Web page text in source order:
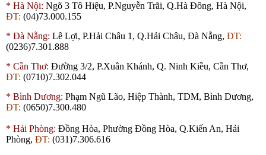
* Hà Nội: Ngõ 3 Tô Hiệu, P.Nguyễn Trãi, Q.Hà Đông, Hà Nội,
ĐT: (04)73.000.155
* Đà Nẵng: Lê Lợi, P.Hải Châu 1, Q.Hải Châu, Đà Nẵng, ĐT:
(0236)7.301.888
* Cần Thơ: Đường 3/2, P.Xuân Khánh, Q. Ninh Kiều, Cần Thơ,
ĐT: (0710)7.302.044
* Bình Dương: Phạm Ngũ Lão, Hiệp Thành, TDM, Bình Dương,
ĐT: (0650)7.300.480
* Hải Phòng: Đồng Hòa, Phường Đồng Hòa, Q.Kiến An, Hải
Phòng, ĐT: (031)7.306.616